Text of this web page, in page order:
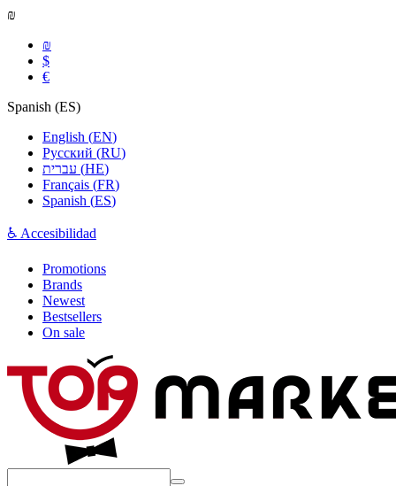
₪
₪
$
€
Spanish (ES)
English (EN)
Русский (RU)
(HE)
Français (FR)
Spanish (ES)
♿ Accesibilidad
Promotions
Brands
Newest
Bestsellers
On sale